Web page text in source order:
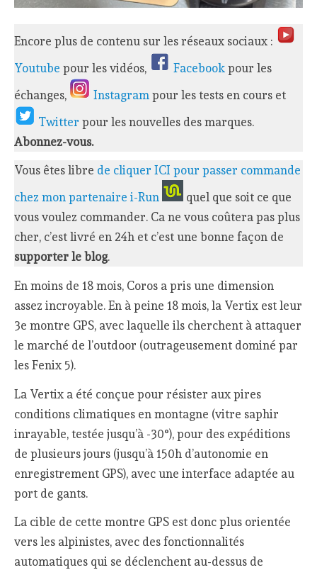
Encore plus de contenu sur les réseaux sociaux :
Youtube pour les vidéos, Facebookpour les
échanges,
Instagrampour les tests en cours et
Twitterpour les nouvelles des marques.
Abonnez-vous.
Vous êtes libre de cliquer ICI pour passer commande
chez mon partenaire i-Run
quel que soit ce que
vous voulez commander. Ca ne vous coûtera pas plus
cher, c’est livré en 24h et c’est une bonne façon de
supporter le blog.
En moins de 18 mois, Coros a pris une dimension
assez incroyable. En à peine 18 mois, la Vertix est leur
3e montre GPS, avec laquelle ils cherchent à attaquer
le marché de l’outdoor (outrageusement dominé par
les Fenix 5).
La Vertix a été conçue pour résister aux pires
conditions climatiques en montagne (vitre saphir
inrayable, testée jusqu’à -30°), pour des expéditions
de plusieurs jours (jusqu’à 150h d’autonomie en
enregistrement GPS), avec une interface adaptée au
port de gants.
La cible de cette montre GPS est donc plus orientée
vers les alpinistes, avec des fonctionnalités
automatiques qui se déclenchent au-dessus de